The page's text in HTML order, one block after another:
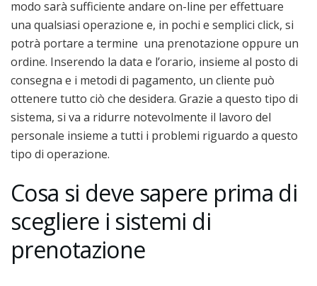
modo sarà sufficiente andare on-line per effettuare
una qualsiasi operazione e, in pochi e semplici click, si
potrà portare a termine una prenotazione oppure un
ordine. Inserendo la data e l’orario, insieme al posto di
consegna e i metodi di pagamento, un cliente può
ottenere tutto ciò che desidera. Grazie a questo tipo di
sistema, si va a ridurre notevolmente il lavoro del
personale insieme a tutti i problemi riguardo a questo
tipo di operazione.
Cosa si deve sapere prima di
scegliere i sistemi di
prenotazione